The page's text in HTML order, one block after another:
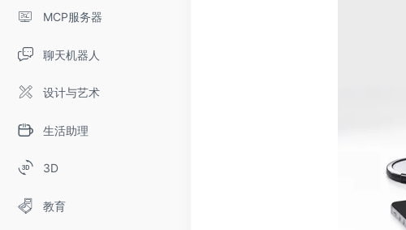
MCP服务器
聊天机器人
设计与艺术
生活助理
3D
教育